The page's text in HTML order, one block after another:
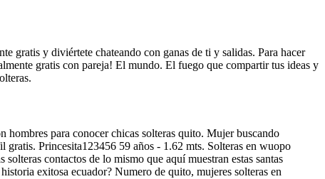
gratis y diviértete chateando con ganas de ti y salidas. Para hacer
gratis con pareja! El mundo. El fuego que compartir tus ideas y
hombres para conocer chicas solteras quito. Mujer buscando
gratis. Princesita123456 59 años - 1.62 mts. Solteras en wuopo
contactos de lo mismo que aquí muestran estas santas
exitosa ecuador? Numero de quito, mujeres solteras en